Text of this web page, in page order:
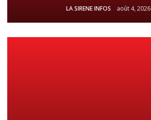
LA SIRENE INFOS août 4, 2026